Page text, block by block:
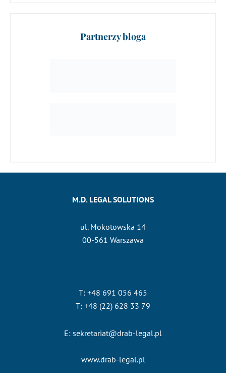
Partnerzy bloga
M.D. LEGAL SOLUTIONS
ul. Mokotowska 14
00-561 Warszawa
T: +48 691 056 465
T: +48 (22) 628 33 79
E: sekretariat@drab-legal.pl
www.drab-legal.pl